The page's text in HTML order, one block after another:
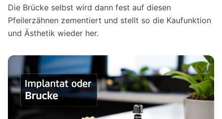
Die Brücke selbst wird dann fest auf diesen
Pfeilerzähnen zementiert und stellt so die Kaufunktion
und Ästhetik wieder her.